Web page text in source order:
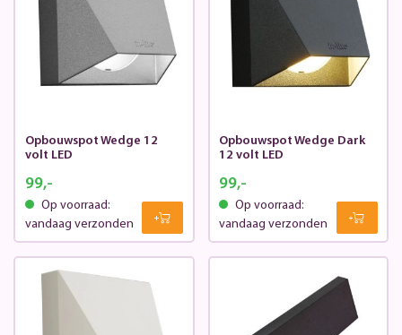
Opbouwspot Wedge 12
volt LED
99,-
Op voorraad:
vandaag verzonden
Opbouwspot Wedge Dark
12 volt LED
99,-
Op voorraad:
vandaag verzonden